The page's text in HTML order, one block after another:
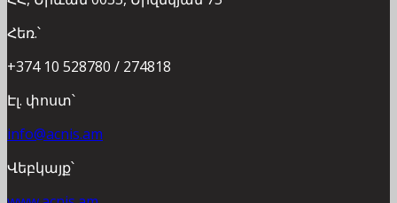
Հեռ.՝
+374 10 528780 / 274818
Էլ. փոստ՝
info@acnis.am
Վեբկայք՝